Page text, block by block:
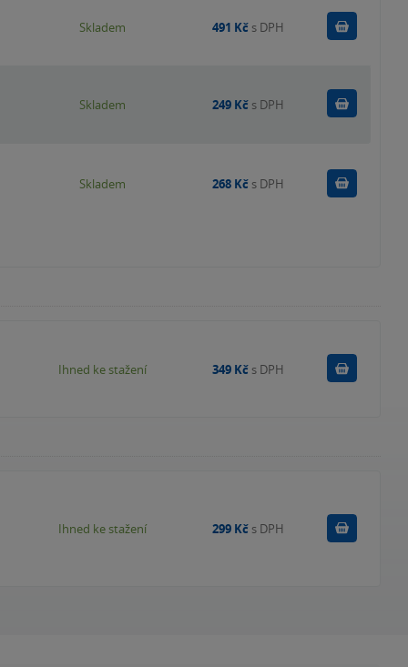
Skladem 491 Kč s DPH
Skladem 249 Kč s DPH
Skladem 268 Kč s DPH
Ihned ke stažení 349 Kč s DPH Koupit
Ihned ke stažení 299 Kč s DPH Koupit